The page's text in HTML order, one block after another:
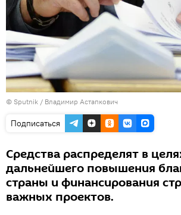
© Sputnik / Владимир Астапкович
Подписаться
Средства распределят в
дальнейшего повышения
страны и финансирования
важных проектов.